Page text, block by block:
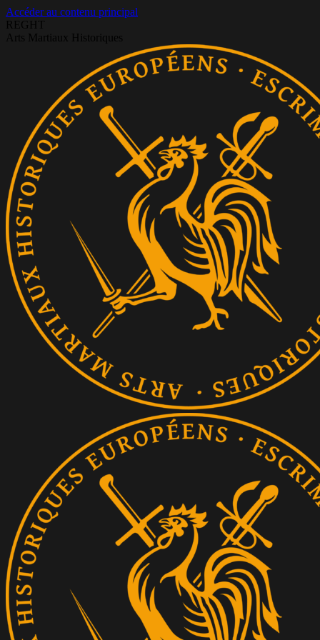
Accéder au contenu principal
REGHT
Arts Martiaux Historiques